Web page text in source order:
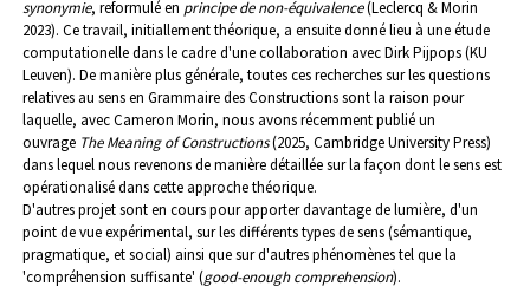
synonymie, reformulé en principe de non-équivalence(Leclercq & Morin
2023). Ce travail, initiallement théorique, a ensuite donné lieu à une étude
computationelle dans le cadre d'une collaboration avec Dirk Pijpops (KU
Leuven). De manière plus générale, toutes ces recherches sur les questions
relatives au sens en Grammaire des Constructions sont la raison pour
laquelle, avec Cameron Morin, nous avons récemment publié un
ouvrage The Meaning of Constructions(2025, Cambridge University Press)
dans lequel nous revenons de manière détaillée sur la façon dont le sens est
opérationalisé dans cette approche théorique.
D'autres projet sont en cours pour apporter davantage de lumière, d'un
point de vue expérimental, sur les différents types de sens (sémantique,
pragmatique, et social) ainsi que sur d'autres phénomènes tel que la
'compréhension suffisante' (good-enough comprehension).